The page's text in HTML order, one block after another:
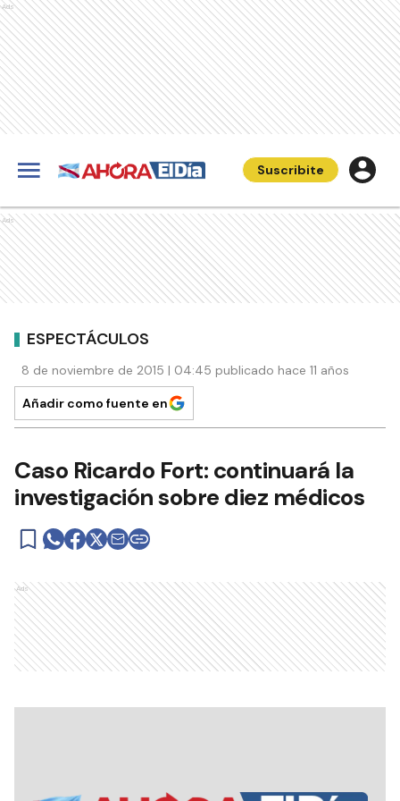
Ads
Suscribite
Ads
ESPECTÁCULOS
8 de noviembre de 2015 | 04:45 publicado hace 11 años
Añadir como fuente en
Caso Ricardo Fort: continuará la
investigación sobre diez médicos
Ads